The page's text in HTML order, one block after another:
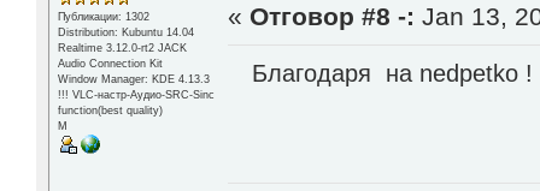
Публикации: 1302
Distribution: Kubuntu 14.04
Realtime 3.12.0-rt2 JACK
Audio Connection Kit
Window Manager: KDE 4.13.3
!!! VLC-настр-Аудио-SRC-Sinc
function(best quality)
М
« Отговор #8 -: Jan 13,
Благодаря на nedpetko !